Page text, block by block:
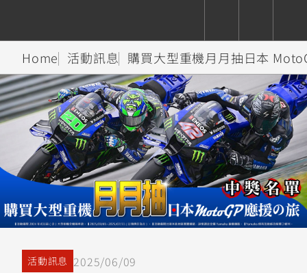
依風格 依排氣量
Super
Sport
Hyper
Naked
Sport
Heritage
YZF-R9
550+
550+
MT-
09
Y-
AMT
MT-
09
550+
XSR
700
550+
依風格 依排氣量
Premium Sport FashionAdventureFamily
TMAX
550+
251~549
CYGNUS
XR
150
CYGNUS
Limi
125
BW'S
125
AXIS
Z /
Zii
125
CUXiE
2.5 kw
追蹤愛車
我的愛車 瀏覽紀錄
Home 活動訊息 購買大型重機月月抽日本
活動訊息 2025/06/09